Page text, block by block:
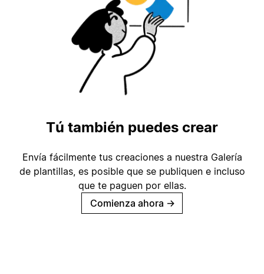
Tú también puedes crear
Envía fácilmente tus creaciones a nuestra Galería
de plantillas, es posible que se publiquen e incluso
que te paguen por ellas.
Comienza ahora →